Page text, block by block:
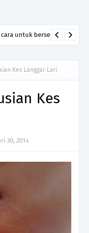
untuk bersedih.
Kes Langgar Lari
Kes
30, 2014